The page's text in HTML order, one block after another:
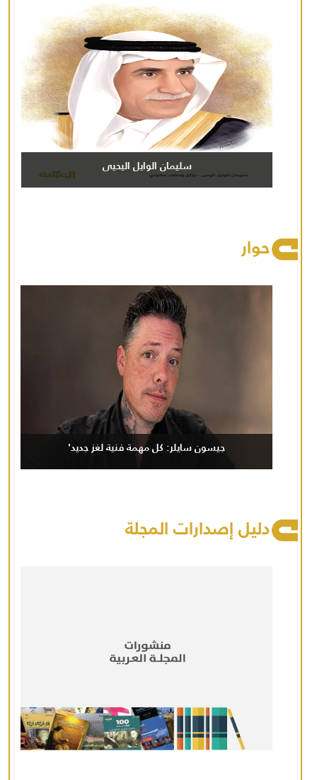
سليمان الوايل اليحيى
حوار
جيسون سايلر: كل مهمة فنية لغز جديد'
دليل إصدارات المجلة